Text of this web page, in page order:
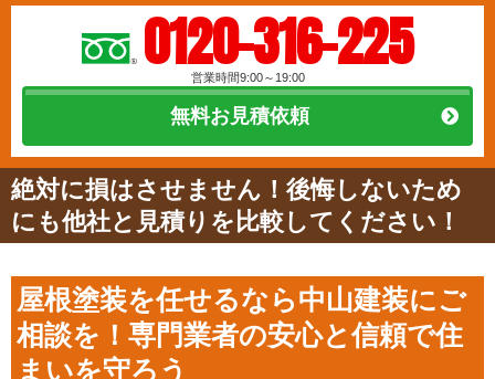
0120-316-225
営業時間9:00～19:00
無料お見積依頼
絶対に損はさせません！後悔しないため
にも他社と見積りを比較してください！
屋根塗装を任せるなら中山建装にご
相談を！専門業者の安心と信頼で住
まいを守ろう